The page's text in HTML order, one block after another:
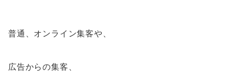
普通、オンライン集客や、
広告からの集客、